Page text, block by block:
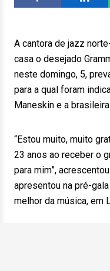
A cantora de jazz
casa o desejado
neste domingo, 5,
para a qual foram
Maneskin e a
“Estou muito, muito
23 anos ao receber o
para mim”,
apresentou na pré-
melhor da música, em